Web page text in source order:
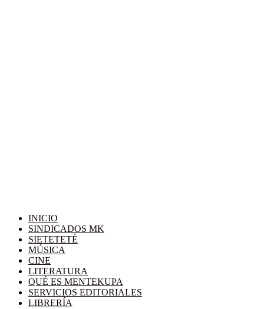
INICIO
SINDICADOS MK
SIETETETÉ
MÚSICA
CINE
LITERATURA
QUÉ ES MENTEKUPA
SERVICIOS EDITORIALES
LIBRERÍA